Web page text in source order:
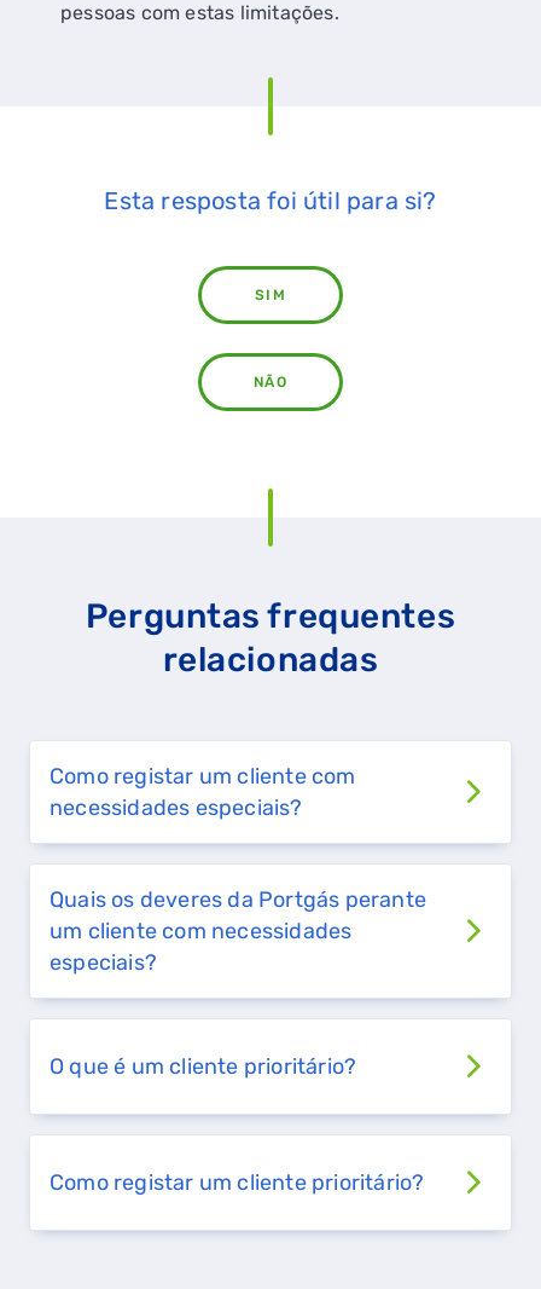
pessoas com estas limitações.
Esta resposta foi útil para si?
SIM
NÃO
Perguntas frequentes
relacionadas
Como registar um cliente com
necessidades especiais?
Quais os deveres da Portgás perante
um cliente com necessidades
especiais?
O que é um cliente prioritário?
Como registar um cliente prioritário?